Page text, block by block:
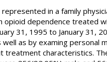
in a family
dependence treated
31, 1995 to January 31,
as by examing personal
characteristics.